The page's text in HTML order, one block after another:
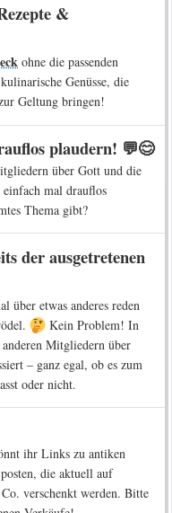
&
ohne die passenden
Genüsse, die
Geltung bringen!
plaudern! 💬😊
über Gott und die
mal drauflos
Thema gibt?
der ausgetretenen
über etwas anderes reden
Kein Problem! In
Mitgliedern über
– ganz egal, ob es zum
oder nicht.
ihr Links zu antiken
die aktuell auf
verschenkt werden. Bitte